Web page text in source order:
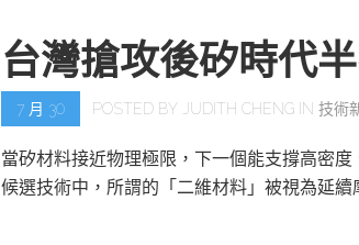
台灣搶攻後矽時代
7 月 30 POSTED BY JUDITH CHENG IN 技術
當矽材料接近物理極限，下一個能支撐高密
候選技術中，所謂的「二維材料」被視為延續